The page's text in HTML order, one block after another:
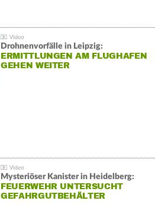
Drohnenvorfälle in Leipzig:
ERMITTLUNGEN AM FLUGHAFEN
GEHEN WEITER
Mysteriöser Kanister in Heidelberg:
FEUERWEHR UNTERSUCHT
GEFAHRGUTBEHÄLTER